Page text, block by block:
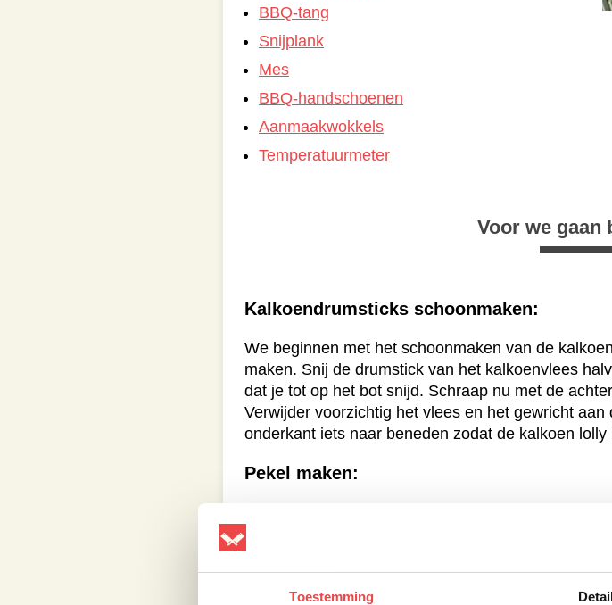
Toestemming
BBQ-tang
Snijplank
Mes
BBQ-handschoenen
Aanmaakwokkels
Temperatuurmeter
Voor we gaan
Kalkoendrumsticks schoonmaken:
We beginnen met het schoonmaken van de
maken. Snij de drumstick van het kalkoenvlees
dat je tot op het bot snijd. Schraap nu met de
Verwijder voorzichtig het vlees en het gewricht
onderkant iets naar beneden zodat de kalkoen lolly
Pekel maken:
Doe 1 eetlepel The Looks in een mengkom en
water aan toe. Roer alles goed door, totdat het
de pekel klaar voor gebruik.